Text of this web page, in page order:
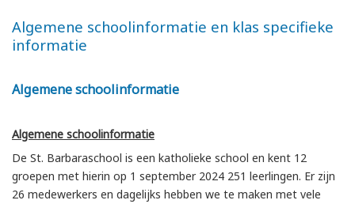
Algemene schoolinformatie en klas specifieke
informatie
Algemene schoolinformatie
Algemene schoolinformatie
De St. Barbaraschool is een katholieke school en kent 12
groepen met hierin op 1 september 2024 251 leerlingen. Er zijn
26 medewerkers en dagelijks hebben we te maken met vele